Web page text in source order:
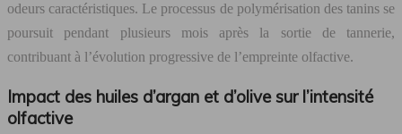
odeurs caractéristiques. Le processus de polymérisation des tanins se
poursuit pendant plusieurs mois après la sortie de tannerie,
contribuant à l’évolution progressive de l’empreinte olfactive.
Impact des huiles d’argan et d’olive sur l’intensité
olfactive